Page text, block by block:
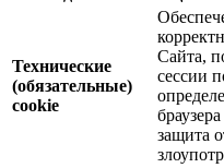
Технические
(обязательные)
cookie
Сайта,
сессии
защита